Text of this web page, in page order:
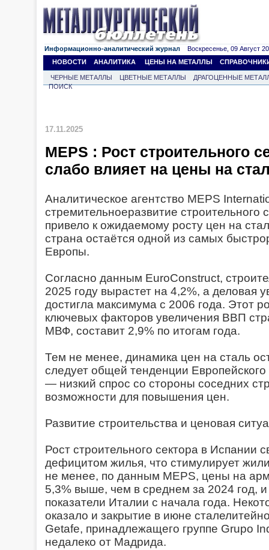
Информационно-аналитический журнал Воскресенье, 09 Август
НОВОСТИ
АНАЛИТИКА ЦЕНЫ НА МЕТАЛЛЫ
ЧЕРНЫЕ МЕТАЛЛЫ ЦВЕТНЫЕ МЕТАЛЛЫ
ДРАГОЦЕННЫЕ
ПОИСК
17.11.2025
MEPS : Рост строительного
слабо влияет на цены на
Аналитическое агентство MEPS
стремительноеразвитие строительного
привело к ожидаемому росту цен на
страна остаётся одной из самых
Европы.
Согласно данным EuroConstruct,
2025 году вырастет на 4,2%, а деловая
достигла максимума с 2006 года. Этот
ключевых факторов увеличения ВВП
МВФ, составит 2,9% по итогам года.
Тем не менее, динамика цен на сталь
следует общей тенденции
— низкий спрос со стороны соседних
возможности для повышения цен.
Развитие строительства и ценовая
Рост строительного сектора в Испании
дефицитом жилья, что стимулирует
не менее, по данным MEPS, цены на
5,3% выше, чем в среднем за 2024 год,
показатели Италии с начала года.
оказало и закрытие в июне
Getafe, принадлежащего группе Grupo
недалеко от Мадрида.